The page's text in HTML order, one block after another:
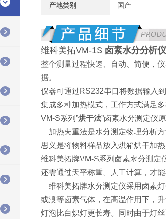
产地类别 国产
维科美拓VM-1S 卤素水分分析仪
整个测量过程快速、自动、简便，
据。
仪器可通过RS232串口将数据输入
集成多种加热模式，工作方式满足
VM-S系列”烘干法”卤素水分测定仪原
加热失重法是水分测定物理分析
思义是将物料样品放入烘箱烘干加
维科美拓牌VM-S系列卤素水分测定
还需通过天平称重、人工计算，才
维科美拓牌水分测定仪采用卤素
或溴等卤素气体，在高温作用下，
灯泡比白炽灯更长寿。同时由于灯